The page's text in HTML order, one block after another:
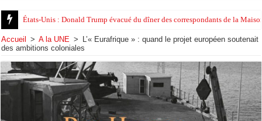
États-Unis : Donald Trump évacué du dîner des correspondants de la
Accueil > A la UNE >
L’« Eurafrique » : quand le projet européen soutenait
des ambitions coloniales